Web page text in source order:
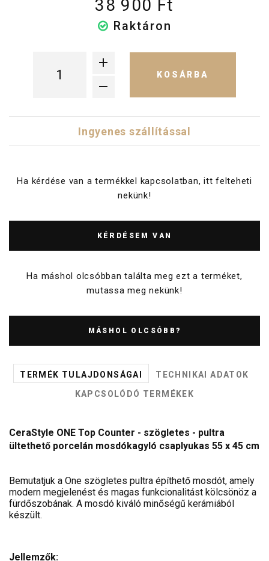
38 900 Ft
Raktáron
KOSÁRBA
Ingyenes szállítással
Ha kérdése van a termékkel kapcsolatban, itt felteheti
nekünk!
KÉRDÉSEM VAN
Ha máshol olcsóbban találta meg ezt a terméket,
mutassa meg nekünk!
MÁSHOL OLCSÓBB?
TERMÉK TULAJDONSÁGAI
TECHNIKAI ADATOK
KAPCSOLÓDÓ TERMÉKEK
CeraStyle ONE Top Counter - szögletes - pultra
ültethető porcelán mosdókagyló csaplyukas 55 x 45 cm
Bemutatjuk a One szögletes pultra építhető mosdót, amely
modern megjelenést és magas funkcionalitást kölcsönöz a
fürdőszobának. A mosdó kiváló minőségű kerámiából
készült.
Jellemzők: